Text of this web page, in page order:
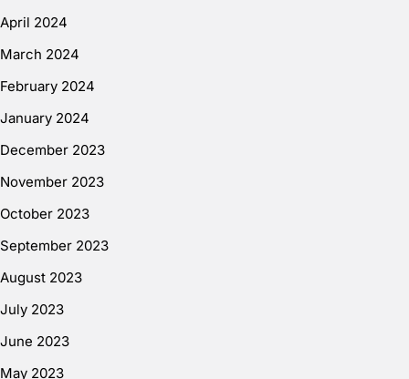
April 2024
March 2024
February 2024
January 2024
December 2023
November 2023
October 2023
September 2023
August 2023
July 2023
June 2023
May 2023